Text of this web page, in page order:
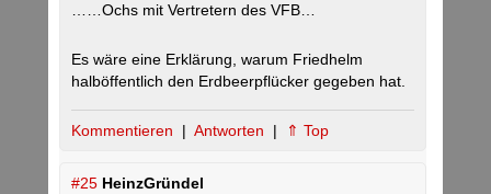
……Ochs mit Vertretern des VFB…
Es wäre eine Erklärung, warum Friedhelm
halböffentlich den Erdbeerpflücker gegeben hat.
Kommentieren | Antworten | ⇑ Top
#25 HeinzGründel